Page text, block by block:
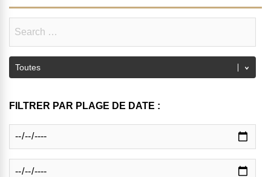
FILTRER PAR PLAGE DE DATE :